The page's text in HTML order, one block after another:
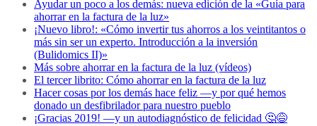
Ayudar un poco a los demás: nueva edición de la «Guía para
ahorrar en la factura de la luz»
¡Nuevo libro!: «Cómo invertir tus ahorros a los veintitantos o
más sin ser un experto. Introducción a la inversión
(Bulidomics II)»
Más sobre ahorrar en la factura de la luz (vídeos)
El tercer librito: Cómo ahorrar en la factura de la luz
Hacer cosas por los demás hace feliz —y por qué hemos
donado un desfibrilador para nuestro pueblo
¡Gracias 2019! —y un autodiagnóstico de felicidad 🤔😅